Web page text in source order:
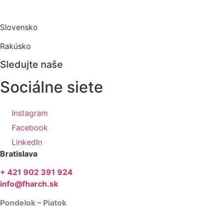
Slovensko
Rakúsko
Sledujte naše
Sociálne siete
Instagram
Facebook
LinkedIn
Bratislava
+ 421 902 391 924
info@fharch.sk
Pondelok – Piatok